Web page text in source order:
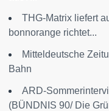
THG-Matrix liefert
bonnorange richtet...
Mitteldeutsche
Bahn
ARD-
(BÜNDNIS 90/ Die